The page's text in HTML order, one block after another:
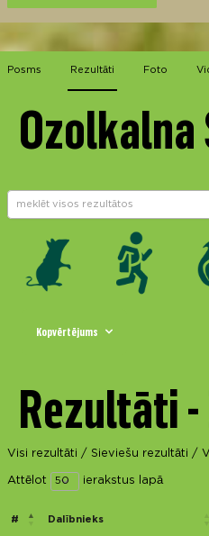
Posms Rezultāti Foto
Kopvērtējums
Rezultāti
Visi rezultāti / Sieviešu rezultāti /
Attēlot ierakstus lapā
# Dalībnieks